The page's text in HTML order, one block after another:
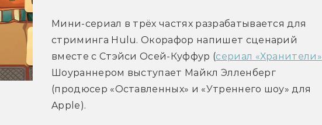
Мини-сериал в трёх частях разрабатывается для
стриминга Hulu. Окорафор напишет сценарий
вместе с Стэйси Осей-Куффур (сериал «Хранители»
Шоураннером выступает Майкл Элленберг
(продюсер «Оставленных» и «Утреннего шоу» для
Apple).